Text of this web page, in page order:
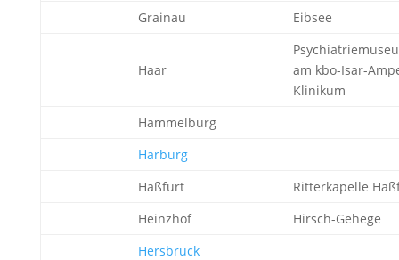
Grainau
Eibsee
Haar
am kbo-Isar-
Klinikum
Hammelburg
Harburg
Haßfurt
Ritterkapelle
Heinzhof
Hirsch-Gehege
Hersbruck